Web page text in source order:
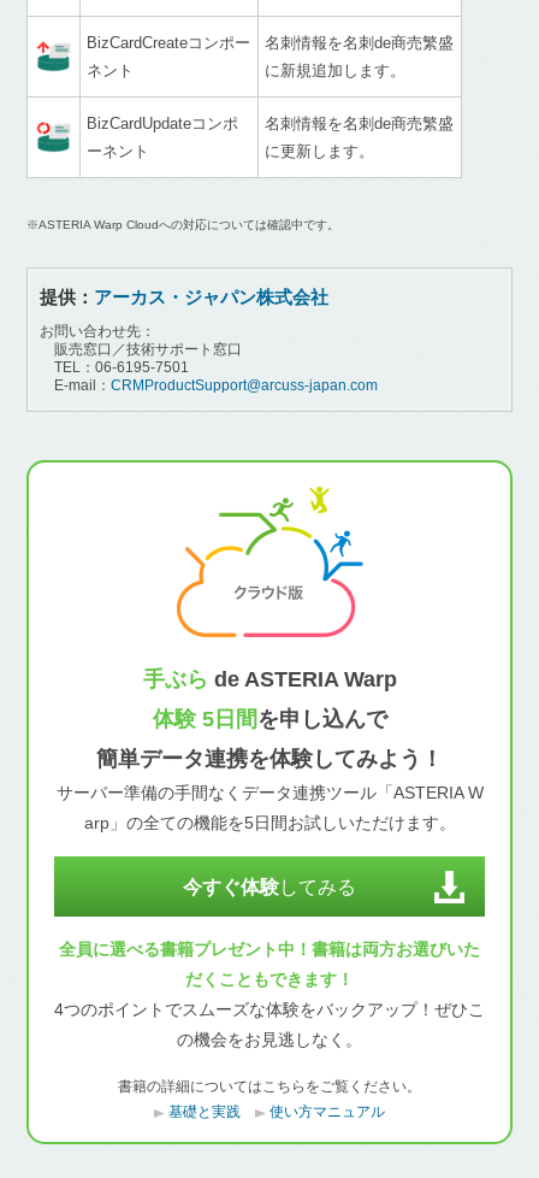
BizCardCreateコンポー
ネント
名刺情報を名刺de商売繁盛
に新規追加します。
BizCardUpdateコンポ
ーネント
名刺情報を名刺de商売繁盛
に更新します。
※ASTERIA Warp Cloudへの対応については確認中です。
提供： アーカス・ジャパン株式会社
お問い合わせ先：
販売窓口／技術サポート窓口
TEL：06-6195-7501
E-mail：CRMProductSupport@arcuss-japan.com
手ぶら de ASTERIA Warp
体験 5日間を申し込んで
簡単データ連携を体験してみよう！
サーバー準備の手間なくデータ連携ツール「ASTERIA W
arp」の全ての機能を5日間お試しいただけます。
今すぐ体験してみる
全員に選べる書籍プレゼント中！書籍は両方お選びいた
だくこともできます！
4つのポイントでスムーズな体験をバックアップ！ぜひこ
の機会をお見逃しなく。
書籍の詳細についてはこちらをご覧ください。
基礎と実践
使い方マニュアル